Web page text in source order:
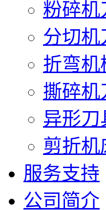
粉碎机
分切机
折弯机
撕碎机
异形刀
剪折机
服务支持
公司简介